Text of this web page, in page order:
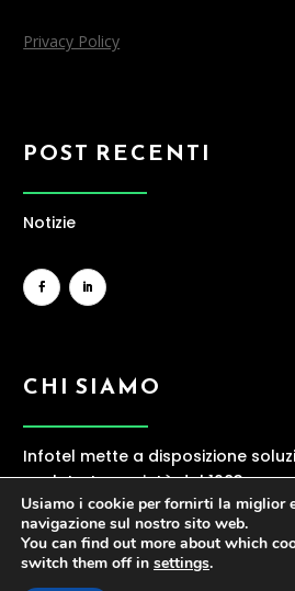
Privacy Policy
POST RECENTI
Notizie
CHI SIAMO
Infotel mette a disposizione
evolute. La società dal 1983
ICT, offrendo una gamma ampia
contraddistinti da elevata
Usiamo i cookie per fornirti la miglior
navigazione sul nostro sito web.
You can find out more about which
switch them off in settings.